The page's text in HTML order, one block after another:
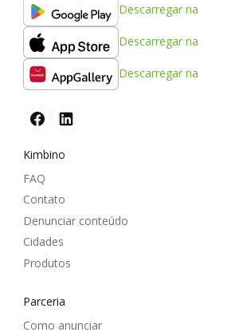
Descarregar na
Descarregar na
Descarregar na
Kimbino
FAQ
Contato
Denunciar conteúdo
Cidades
Produtos
Parceria
Como anunciar